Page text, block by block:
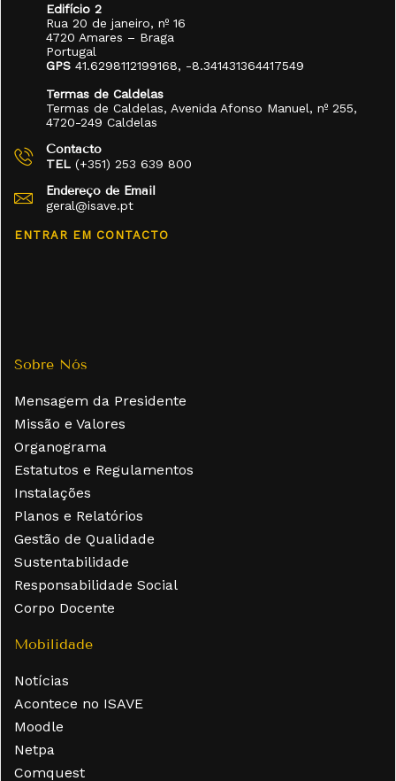
Edifício 2
Rua 20 de janeiro, nº 16
4720 Amares – Braga
Portugal
GPS 41.6298112199168, -8.341431364417549
Termas de Caldelas
Termas de Caldelas, Avenida Afonso Manuel, nº 255,
4720-249 Caldelas
Contacto
TEL (+351) 253 639 800
Endereço de Email
geral@isave.pt
ENTRAR EM CONTACTO
Sobre Nós
Mensagem da Presidente
Missão e Valores
Organograma
Estatutos e Regulamentos
Instalações
Planos e Relatórios
Gestão de Qualidade
Sustentabilidade
Responsabilidade Social
Corpo Docente
Mobilidade
Notícias
Acontece no ISAVE
Moodle
Netpa
Comquest